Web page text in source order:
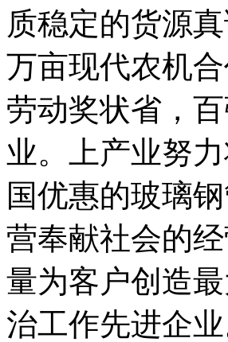
质稳定的货源
万亩现代农机
劳动奖状省，
业。上产业努
国优惠的玻璃
营奉献社会的
量为客户创造
治工作先进企